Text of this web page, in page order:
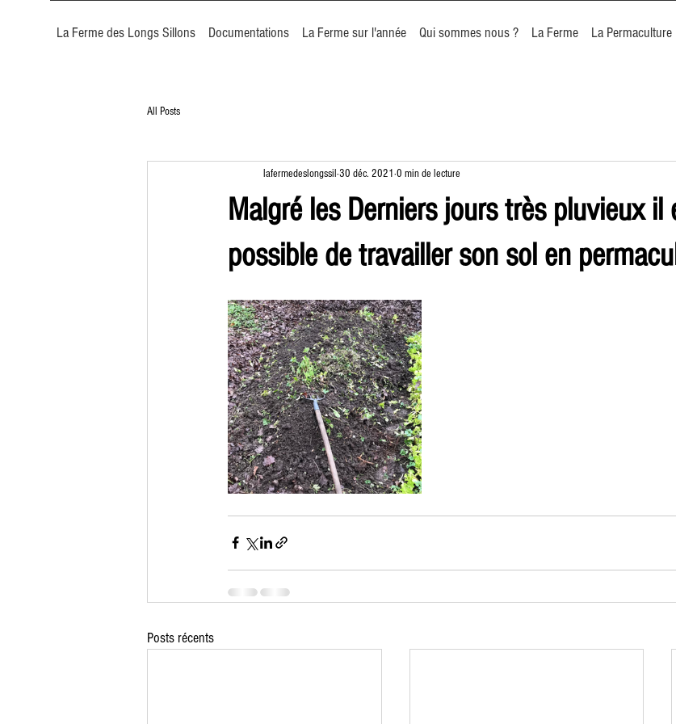
La Ferme des Longs Sillons Documentations La Ferme sur l'année Qui sommes nous ? La Ferme La Permaculture
All Posts
Malgré les Derniers jours très pluvieux il
possible de travailler son sol en
lafermedeslongssil 30 déc. 2021 0 min de lecture
Posts récents